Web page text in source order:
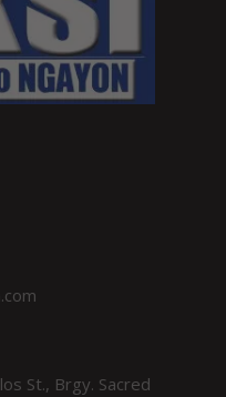
St., Brgy. Sacred